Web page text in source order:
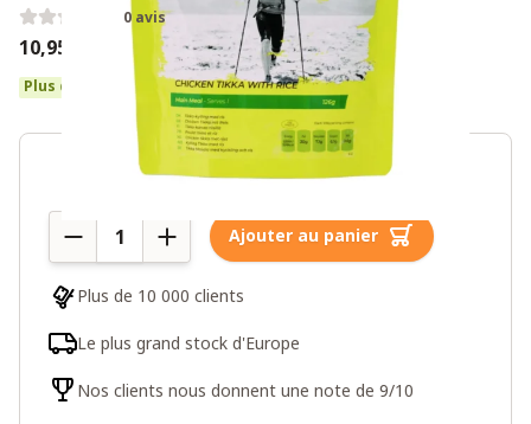
0 avis
10,95€
Plus de 10 en stock
Quantité Ajouter au panier
Plus de 10 000 clients
Le plus grand stock d'Europe
Nos clients nous donnent une note de 9/10